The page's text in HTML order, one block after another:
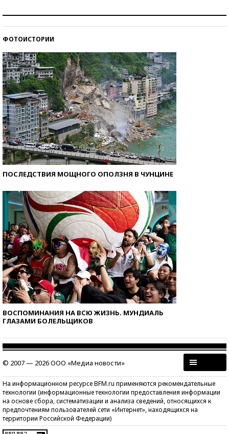
ФОТОИСТОРИИ
ПОСЛЕДСТВИЯ МОЩНОГО ОПОЛЗНЯ В ЧУНЦИНЕ
ВОСПОМИНАНИЯ НА ВСЮ ЖИЗНЬ. МУНДИАЛЬ
ГЛАЗАМИ БОЛЕЛЬЩИКОВ
© 2007 — 2026 ООО «Медиа новости»
На информационном ресурсе BFM.ru применяются рекомендательные
технологии (информационные технологии предоставления информации
на основе сбора, систематизации и анализа сведений, относящихся к
предпочтениям пользователей сети «Интернет», находящихся на
территории Российской Федерации)